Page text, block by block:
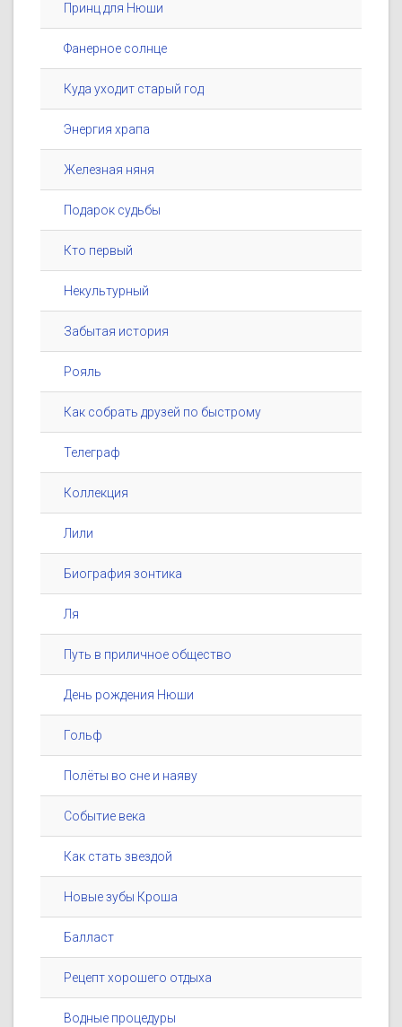
Принц для Нюши
Фанерное солнце
Куда уходит старый год
Энергия храпа
Железная няня
Подарок судьбы
Кто первый
Некультурный
Забытая история
Рояль
Как собрать друзей по быстрому
Телеграф
Коллекция
Лили
Биография зонтика
Ля
Путь в приличное общество
День рождения Нюши
Гольф
Полёты во сне и наяву
Событие века
Как стать звездой
Новые зубы Кроша
Балласт
Рецепт хорошего отдыха
Водные процедуры